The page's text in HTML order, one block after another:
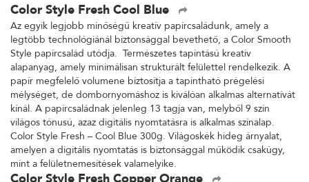
Color Style Fresh Cool Blue
Az egyik legjobb minőségű kreatív papírcsaládunk, amely a
legtöbb technológiánál biztonsággal bevethető, a Color Smooth
Style papírcsalád utódja. Természetes tapintású kreatív
alapanyag, amely minimálisan strukturált felülettel rendelkezik. A
papír megfelelő volumene biztosítja a tapintható prégelési
mélységet, de dombornyomáshoz is kiválóan alkalmas alternatívát
kínál. A papírcsaládnak jelenleg 13 tagja van, melyből 9 szín
világos tónusú, azaz digitális nyomtatásra is alkalmas színalap.
Color Style Fresh – Cool Blue 300g. Világoskék hideg árnyalat,
amelyen a digitális nyomtatás is biztonsággal működik csakúgy,
mint a felületnemesítések valamelyike.